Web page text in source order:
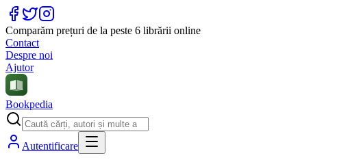
Comparăm prețuri de la peste 6 librării online
Contact
Despre noi
Ajutor
Bookpedia
Autentificare